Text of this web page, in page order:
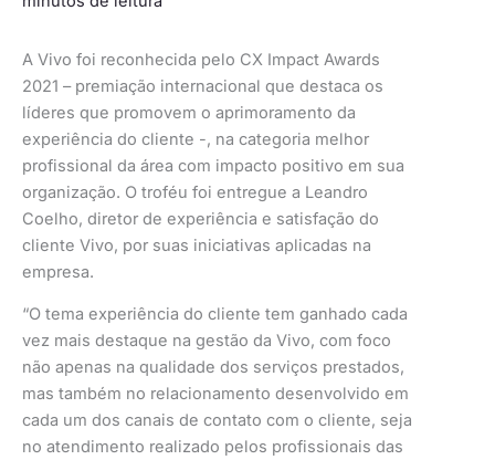
A Vivo foi reconhecida pelo CX Impact Awards
2021 – premiação internacional que destaca os
líderes que promovem o aprimoramento da
experiência do cliente -, na categoria melhor
profissional da área com impacto positivo em sua
organização. O troféu foi entregue a Leandro
Coelho, diretor de experiência e satisfação do
cliente Vivo, por suas iniciativas aplicadas na
empresa.
“O tema experiência do cliente tem ganhado cada
vez mais destaque na gestão da Vivo, com foco
não apenas na qualidade dos serviços prestados,
mas também no relacionamento desenvolvido em
cada um dos canais de contato com o cliente, seja
no atendimento realizado pelos profissionais das